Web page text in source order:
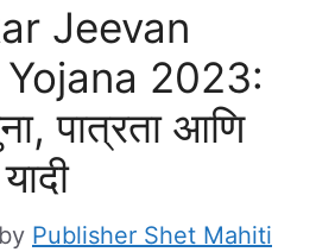
Jeevan
2023:
पात्रता आणि
by Publisher Shet Mahiti